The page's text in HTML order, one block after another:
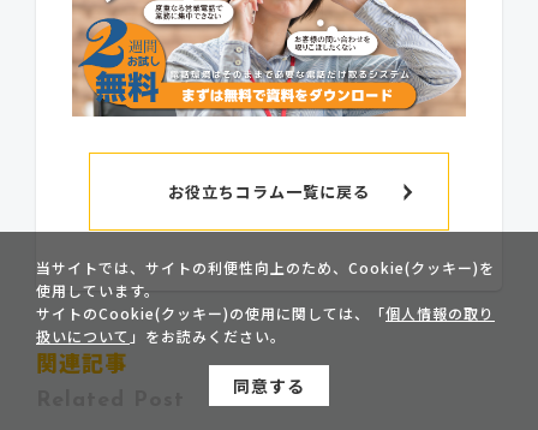
お役立ちコラム一覧に戻る
関連記事
当サイトでは、サイトの利便性向上のため、Cookie(クッキー)を
使用しています。
サイトのCookie(クッキー)の使用に関しては、「個人情報の取り
扱いについて 」をお読みください。
同意する